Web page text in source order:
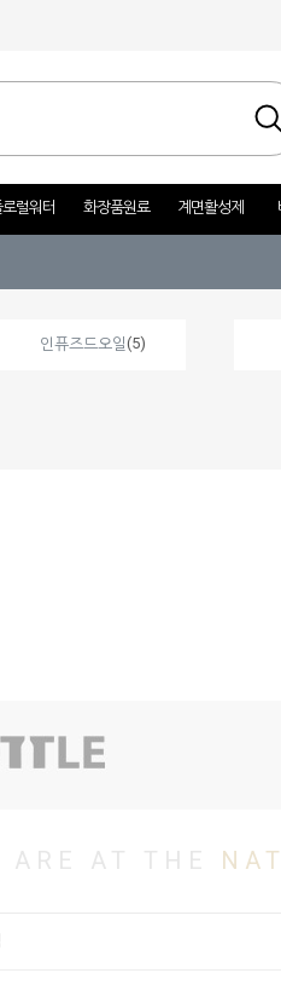
럴워터 화장품원료 계면활성제
인퓨즈드오일(5)
ARE AT THE